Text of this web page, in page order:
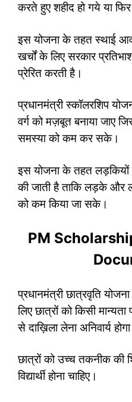
करते हुए शहीद हो गये या
इस योजना के तहत स्थाई
खर्चों के लिए सरकार
प्रेरित करती है।
प्रधानमंत्री स्कॉलरशिप
वर्ग को मज़बूत बनाया जाए
समस्या को कम कर सके।
इस योजना के तहत लड़कियों
की जाती है ताकि लड़के और
को कम किया जा सके।
PM
प्रधानमंत्री छात्रवृति
लिए छात्रों को किसी
से दाख़िला लेना अनिवार्य
छात्रों को उच्च तकनीक की
विद्यार्थी होना चाहिए।